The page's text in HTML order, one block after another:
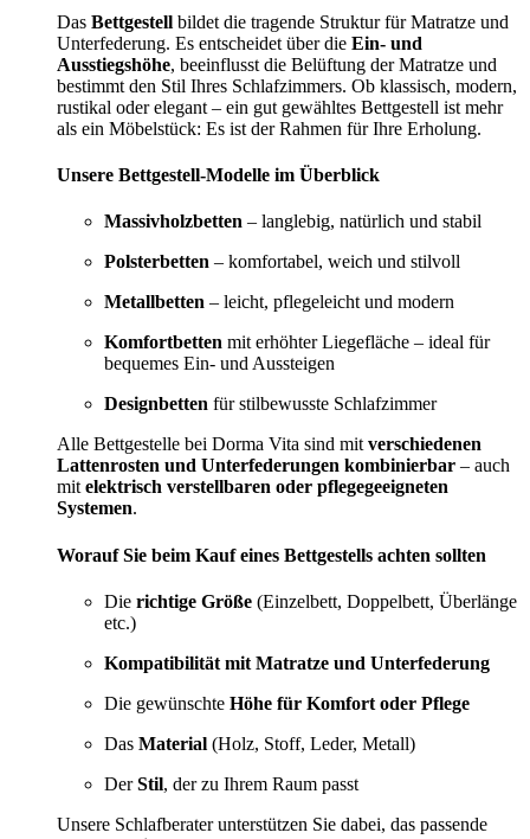
Das Bettgestell bildet die tragende Struktur für Matratze und
Unterfederung. Es entscheidet über die Ein- und
Ausstiegshöhe, beeinflusst die Belüftung der Matratze und
bestimmt den Stil Ihres Schlafzimmers. Ob klassisch, modern,
rustikal oder elegant – ein gut gewähltes Bettgestell ist mehr
als ein Möbelstück: Es ist der Rahmen für Ihre Erholung.
Unsere Bettgestell-Modelle im Überblick
Massivholzbetten – langlebig, natürlich und stabil
Polsterbetten – komfortabel, weich und stilvoll
Metallbetten – leicht, pflegeleicht und modern
Komfortbetten mit erhöhter Liegefläche – ideal für
bequemes Ein- und Aussteigen
Designbetten für stilbewusste Schlafzimmer
Alle Bettgestelle bei Dorma Vita sind mit verschiedenen
Lattenrosten und Unterfederungen kombinierbar – auch
mit elektrisch verstellbaren oder pflegegeeigneten
Systemen.
Worauf Sie beim Kauf eines Bettgestells achten sollten
Die richtige Größe (Einzelbett, Doppelbett, Überlänge
etc.)
Kompatibilität mit Matratze und Unterfederung
Die gewünschte Höhe für Komfort oder Pflege
Das Material (Holz, Stoff, Leder, Metall)
DerStil, der zu Ihrem Raum passt
Unsere Schlafberater unterstützen Sie dabei, das passende